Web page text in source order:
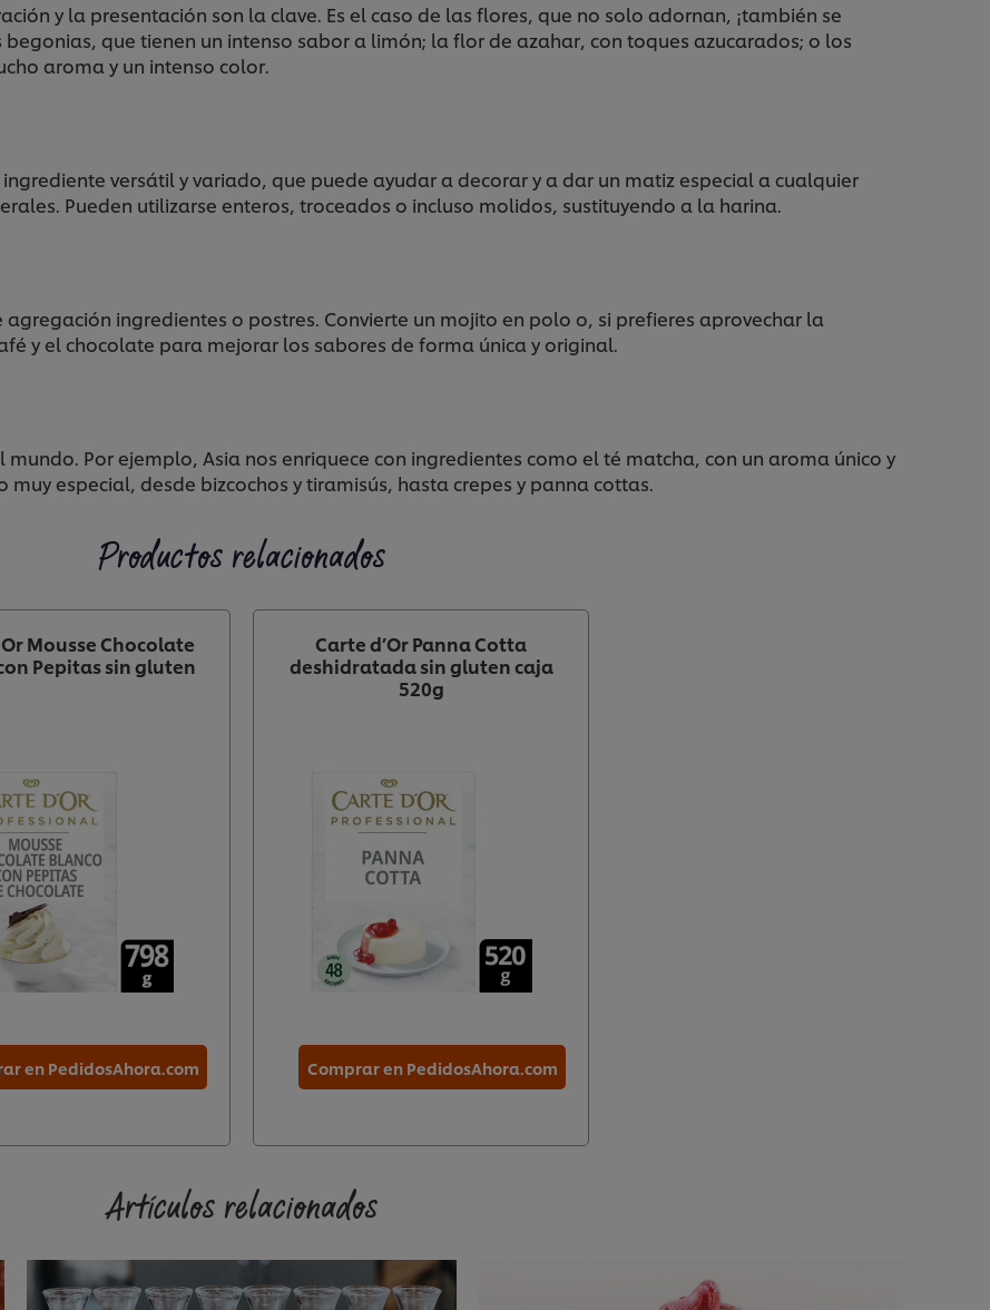
y la presentación son la clave. Es el caso de las flores, que no solo adornan, ¡también se
que tienen un intenso sabor a limón; la flor de azahar, con toques azucarados; o los
aroma y un intenso color.
versátil y variado, que puede ayudar a decorar y a dar un matiz especial a cualquier
Pueden utilizarse enteros, troceados o incluso molidos, sustituyendo a la harina.
ingredientes o postres. Convierte un mojito en polo o, si prefieres aprovechar la
y el chocolate para mejorar los sabores de forma única y original.
Por ejemplo, Asia nos enriquece con ingredientes como el té matcha, con un aroma único y
especial, desde bizcochos y tiramisús, hasta crepes y panna cottas.
Productos relacionados
Mousse Chocolate
Pepitas sin gluten
en PedidosAhora.com
Carte d’Or Panna Cotta
deshidratada sin gluten caja
520g
Comprar en PedidosAhora.com
Artículos relacionados